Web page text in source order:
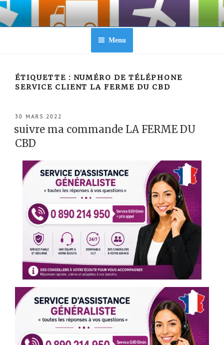
Aller
contenu
Menu
ÉTIQUETTE : NUMÉRO DE TÉLÉPHONE
SERVICE CLIENT LA FERME DU CBD
PUBLIÉ
30 MARS 2022
suivre ma commande LA FERME DU
CBD